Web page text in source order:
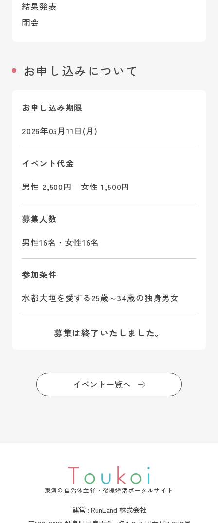
結果発表
閉会
お申し込みについて
お申し込み期限
2026年05月11日(月)
イベント代金
男性 2,500円 女性 1,500円
募集人数
男性16名・女性16名
参加条件
水都大垣を愛する25歳～34歳の独身男女
募集は終了いたしました。
イベント一覧へ
東海の自治体主催・後援婚活ポータルサイト
運営 : RunLand 株式会社